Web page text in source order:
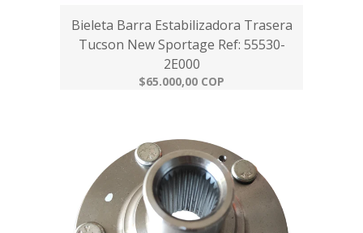
Bieleta Barra Estabilizadora Trasera
Tucson New Sportage Ref: 55530-
2E000
$65.000,00 COP